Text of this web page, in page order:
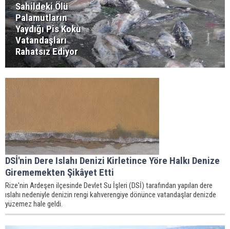
Sahildeki Ölü
Palamutların
Yaydığı Pis Koku
Vatandaşları
Rahatsız Ediyor
DSİ'nin Dere Islahı Denizi Kirletince Yöre Halkı Denize
Girememekten Şikâyet Etti
Rize'nin Ardeşen ilçesinde Devlet Su İşleri (DSİ) tarafından yapılan dere
ıslahı nedeniyle denizin rengi kahverengiye dönünce vatandaşlar denizde
yüzemez hale geldi.